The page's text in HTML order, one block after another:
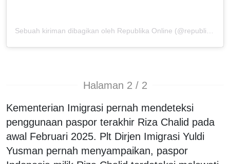
Sebuah kiriman dibagikan oleh Republika Online (@republikaonline)
Halaman 2 / 2
Kementerian Imigrasi pernah mendeteksi
penggunaan paspor terakhir Riza Chalid pada
awal Februari 2025. Plt Dirjen Imigrasi Yuldi
Yusman pernah menyampaikan, paspor